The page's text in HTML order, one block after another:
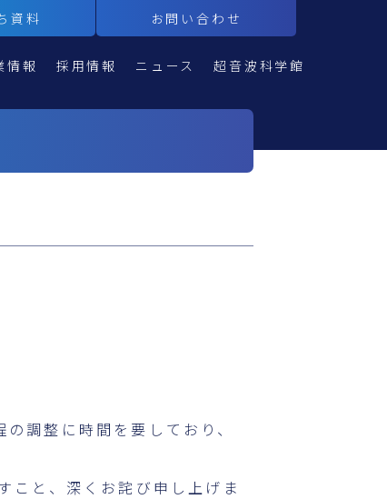
資料 お問い合わせ
情報 採用情報 ニュース 超音波科学館
調整に時間を要しており、
こと、深くお詫び申し上げま